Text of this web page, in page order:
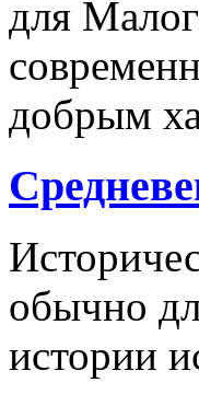
для
добрым
обычно
истории